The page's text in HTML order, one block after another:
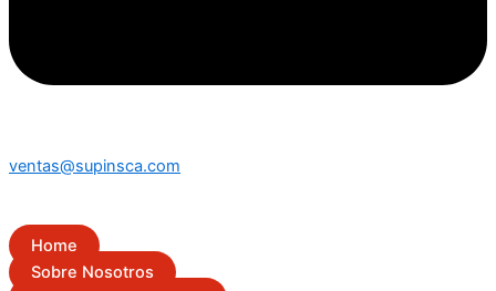
ventas@supinsca.com
Home
Sobre Nosotros